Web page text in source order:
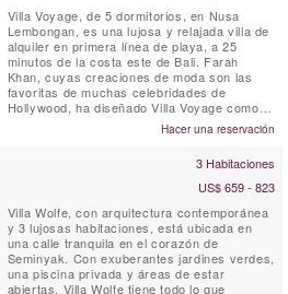
Villa Voyage, de 5 dormitorios, en Nusa
Lembongan, es una lujosa y relajada villa de
alquiler en primera línea de playa, a 25
minutos de la costa este de Bali. Farah
Khan, cuyas creaciones de moda son las
favoritas de muchas celebridades de
Hollywood, ha diseñado Villa Voyage como
una lujosa morada para los pies descalzos,
manteniendo al mismo tiempo el encanto del
coco, el bambú, el techo de paja de alang-
alang y las lámparas de madera ...
Hacer una reservación
3 Habitaciones
US$ 659 - 823
Villa Wolfe, con arquitectura contemporánea
y 3 lujosas habitaciones, está ubicada en
una calle tranquila en el corazón de
Seminyak. Con exuberantes jardines verdes,
una piscina privada y áreas de estar
abiertas, Villa Wolfe tiene todo lo que